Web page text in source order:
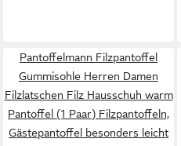
Pantoffelmann Filzpantoffel
Gummisohle Herren Damen
Filzlatschen Filz Hausschuh warm
Pantoffel (1 Paar) Filzpantoffeln,
Gästepantoffel besonders leicht